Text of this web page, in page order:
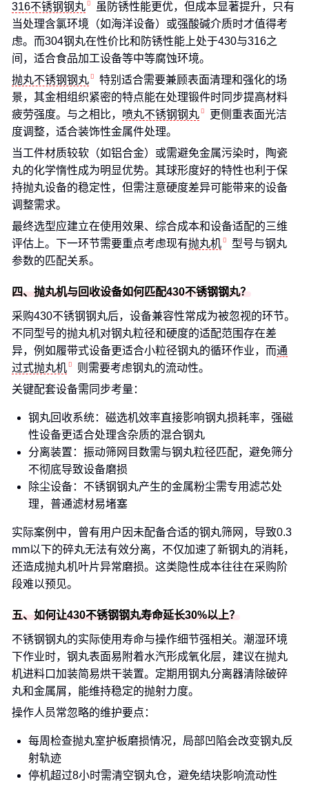
316不锈钢钢丸
虽防锈性能更优，但成本显著提升，只有
当处理含氯环境（如海洋设备）或强酸碱介质时才值得考
虑。而304钢丸在性价比和防锈性能上处于430与316之
间，适合食品加工设备等中等腐蚀环境。
抛丸不锈钢钢丸
特别适合需要兼顾表面清理和强化的场
景，其金相组织紧密的特点能在处理锻件时同步提高材料
疲劳强度。与之相比， 喷丸不锈钢钢丸
更侧重表面光洁
度调整，适合装饰性金属件处理。
当工件材质较软（如铝合金）或需避免金属污染时，陶瓷
丸的化学惰性成为明显优势。其球形度好的特性也利于保
持抛丸设备的稳定性，但需注意硬度差异可能带来的设备
调整需求。
最终选型应建立在使用效果、综合成本和设备适配的三维
评估上。下一环节需要重点考虑现有抛丸机
型号与钢丸
参数的匹配关系。
四、抛丸机与回收设备如何匹配430不锈钢钢丸？
采购430不锈钢钢丸后，设备兼容性常成为被忽视的环节。
不同型号的抛丸机对钢丸粒径和硬度的适配范围存在差
异，例如履带式设备更适合小粒径钢丸的循环作业，而通
过式抛丸机
则需要考虑钢丸的流动性。
关键配套设备需同步考量：
钢丸回收系统：磁选机效率直接影响钢丸损耗率，强磁
性设备更适合处理含杂质的混合钢丸
分离装置：振动筛网目数需与钢丸粒径匹配，避免筛分
不彻底导致设备磨损
除尘设备：不锈钢钢丸产生的金属粉尘需专用滤芯处
理，普通滤材易堵塞
实际案例中，曾有用户因未配备合适的钢丸筛网，导致0.3
mm以下的碎丸无法有效分离，不仅加速了新钢丸的消耗，
还造成抛丸机叶片异常磨损。这类隐性成本往往在采购阶
段难以预见。
五、如何让430不锈钢钢丸寿命延长30%以上？
不锈钢钢丸的实际使用寿命与操作细节强相关。潮湿环境
下作业时，钢丸表面易附着水汽形成氧化层，建议在抛丸
机进料口加装简易烘干装置。定期用钢丸分离器清除破碎
丸和金属屑，能维持稳定的抛射力度。
操作人员常忽略的维护要点：
每周检查抛丸室护板磨损情况，局部凹陷会改变钢丸反
射轨迹
停机超过8小时需清空钢丸仓，避免结块影响流动性